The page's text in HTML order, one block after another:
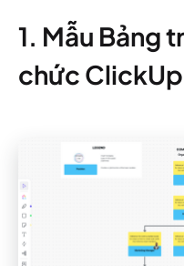
1. Mẫu Bảng
chức ClickUp